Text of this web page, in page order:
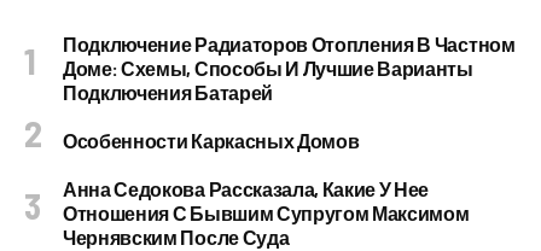
Подключение Радиаторов Отопления В Частном
Доме: Схемы, Способы И Лучшие Варианты
Подключения Батарей
Особенности Каркасных Домов
Анна Седокова Рассказала, Какие У Нее
Отношения С Бывшим Супругом Максимом
Чернявским После Суда